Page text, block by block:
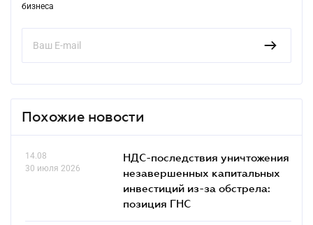
бизнеса
Похожие новости
14.08
30 июля 2026
НДС-последствия уничтожения
незавершенных капитальных
инвестиций из-за обстрела:
позиция ГНС